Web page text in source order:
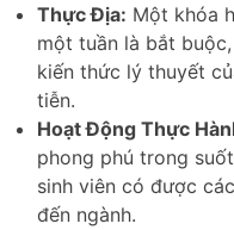
Thực Địa: Một khóa
một tuần là bắt
kiến thức lý thuyết
tiễn.
Hoạt Động Thực
phong phú trong
sinh viên có được
đến ngành.